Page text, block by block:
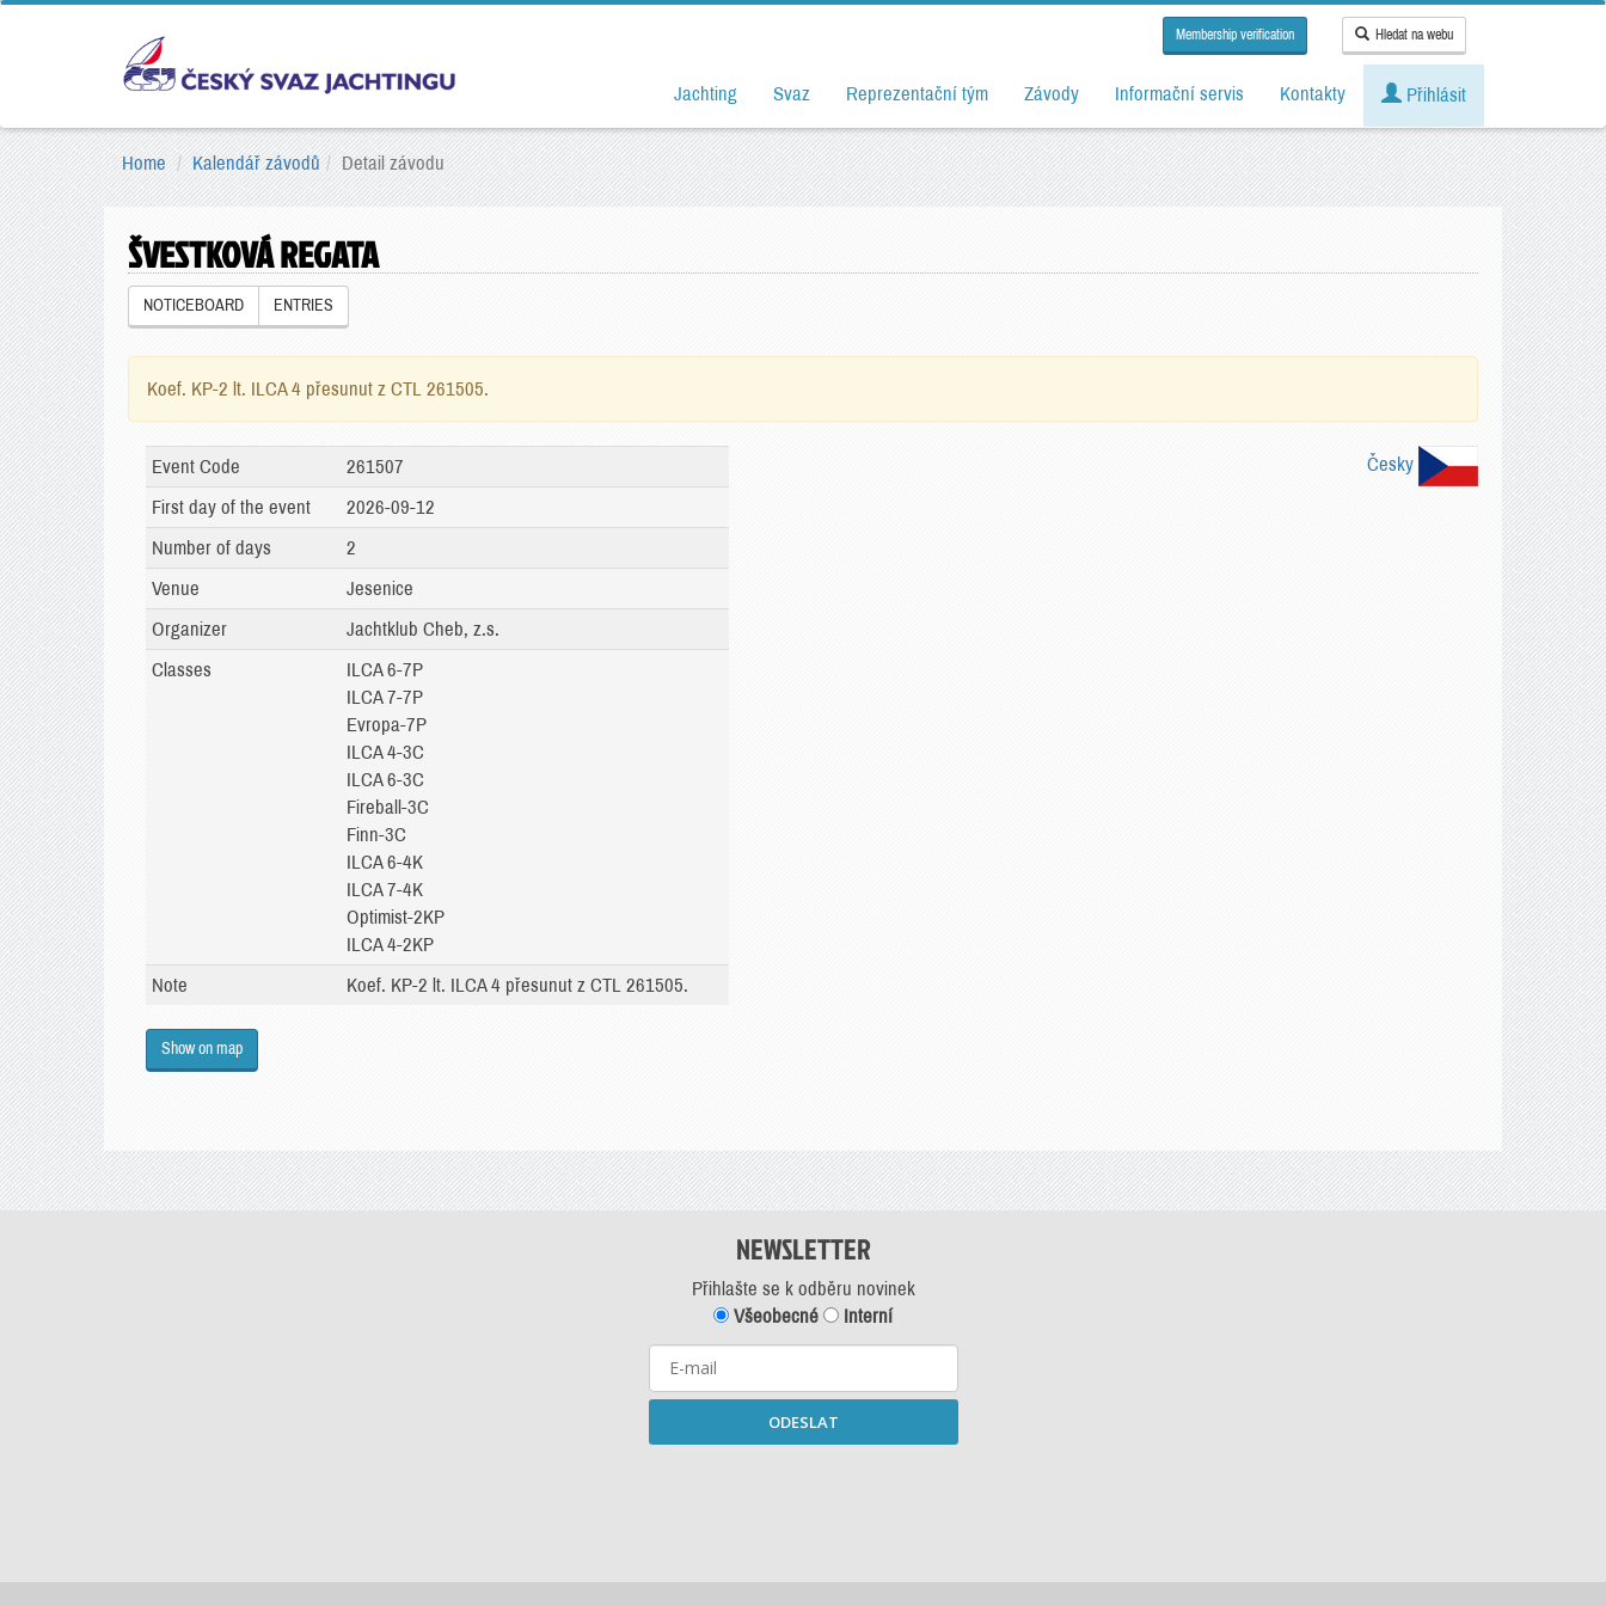
Membership verification Hledat na webu
Jachting Svaz Reprezentační tým Závody Informační servis Kontakty Přihlásit
Home Kalendář závodů Detail závodu
ŠVESTKOVÁ REGATA
NOTICEBOARD ENTRIES
Koef. KP-2 lt. ILCA 4 přesunut z CTL 261505.
Česky
Event Code
261507
First day of the event
2026-09-12
Number of days
2
Venue
Jesenice
Organizer
Jachtklub Cheb, z.s.
Classes
ILCA 6-7P
ILCA 7-7P
Evropa-7P
ILCA 4-3C
ILCA 6-3C
Fireball-3C
Finn-3C
ILCA 6-4K
ILCA 7-4K
Optimist-2KP
ILCA 4-2KP
Note
Koef. KP-2 lt. ILCA 4 přesunut z CTL 261505.
Show on map
NEWSLETTER
Přihlašte se k odběru novinek
Všeobecné
Interní
ODESLAT